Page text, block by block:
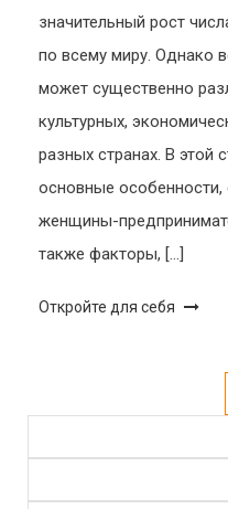
значительный рост
по всему миру. Однако
может существенно
культурных,
разных странах. В этой
основные
женщины-
также факторы, […]
Откройте для себя